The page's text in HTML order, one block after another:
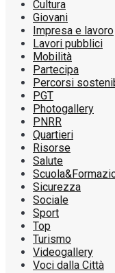
Cultura
Giovani
Impresa e lavoro
Lavori pubblici
Mobilità
Partecipa
Percorsi
PGT
Photogallery
PNRR
Quartieri
Risorse
Salute
Sicurezza
Sociale
Sport
Top
Turismo
Videogallery
Voci dalla Città